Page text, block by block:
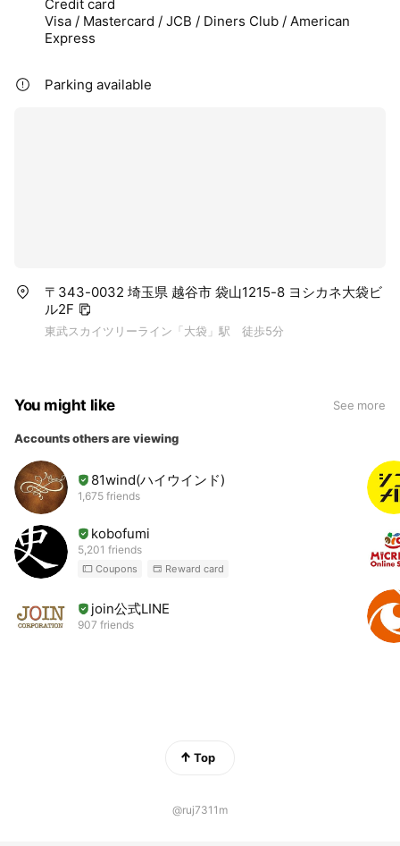
Credit card
Visa / Mastercard / JCB / Diners Club / American
Express
Parking available
〒343-0032 埼玉県 越谷市 袋山1215-8 ヨシカネ大袋ビ
ル2F
東武スカイツリーライン「大袋」駅 徒歩5分
You might like See more
Accounts others are viewing
81wind(ハイウインド)
1,675 friends
kobofumi
5,201 friends
Coupons Reward card
join公式LINE
907 friends
Top
@ruj7311m